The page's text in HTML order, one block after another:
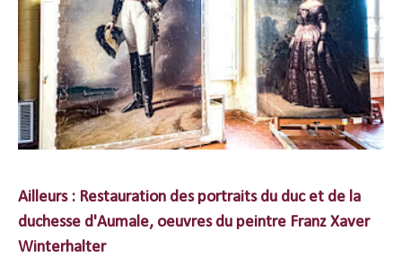
Ailleurs : Restauration des portraits du duc et de la
duchesse d'Aumale, oeuvres du peintre Franz Xaver
Winterhalter